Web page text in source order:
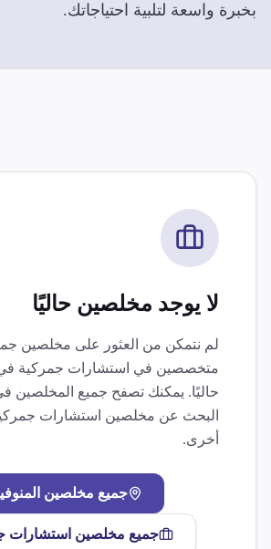
بخبرة واسعة لتلبية احتياجاتك.
لا يوجد مخلصين حاليًا
لم نتمكن من العثور على مخلصين
متخصصين في استشارات جمركية
حاليًا. يمكنك تصفح جميع المخلصين
البحث عن مخلصين استشارات
أخرى.
جميع مخلصين
جميع مخلصين استشارات